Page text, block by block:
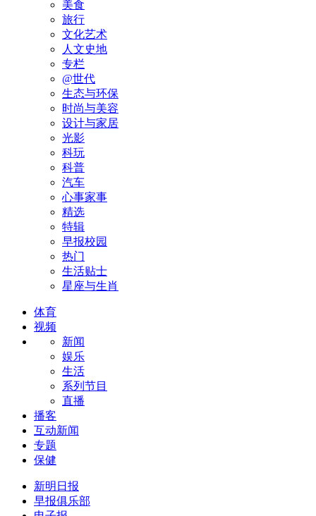
美食
旅行
文化艺术
人文史地
专栏
@世代
生态与环保
时尚与美容
设计与家居
光影
科玩
科普
汽车
心事家事
精选
特辑
早报校园
热门
生活贴士
星座与生肖
体育
视频
新闻
娱乐
生活
系列节目
直播
播客
互动新闻
专题
保健
新明日报
早报俱乐部